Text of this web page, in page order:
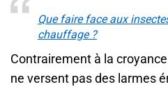
Que faire face aux
chauffage ?
Contrairement à la
ne versent pas des larmes